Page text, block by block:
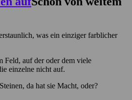
was ein einziger farblicher
Feld, auf der oder dem viele
einzelne nicht auf.
da hat sie Macht, oder?